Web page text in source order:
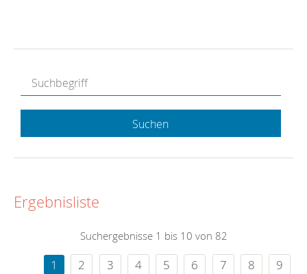
Suchen
Ergebnisliste
Suchergebnisse 1 bis 10 von 82
1 2 3 4 5 6 7 8
9